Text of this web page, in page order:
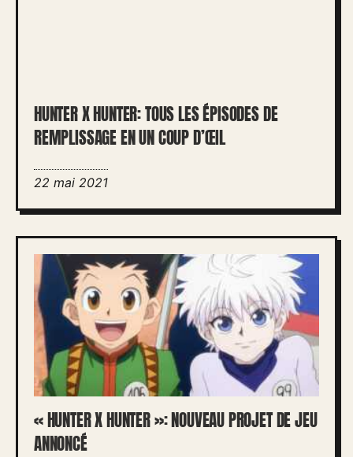
HUNTER X HUNTER: TOUS LES ÉPISODES DE
REMPLISSAGE EN UN COUP D’ŒIL
22 mai 2021
« HUNTER X HUNTER »: NOUVEAU PROJET DE JEU
ANNONCÉ